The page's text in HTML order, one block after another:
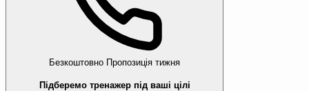
Безкоштовно Пропозиція тижня
Підберемо тренажер під ваші цілі